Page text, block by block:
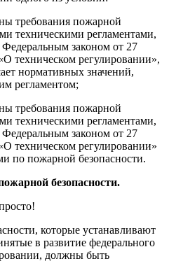
требования пожарной
техническими регламентами,
законом от 27
техническом регулировании»,
нормативных значений,
регламентом;
требования пожарной
техническими регламентами,
законом от 27
техническом регулировании»
по пожарной безопасности.
безопасности.
которые устанавливают
в развитие федерального
должны быть